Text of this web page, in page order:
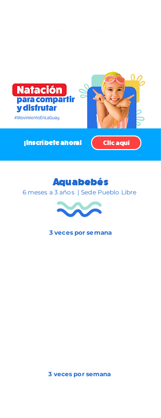
¡Inscríbete ahora! Clic aquí
Aquabebés
6 meses a 3 años | Sede Pueblo Libre
3 veces por semana
3 veces por semana